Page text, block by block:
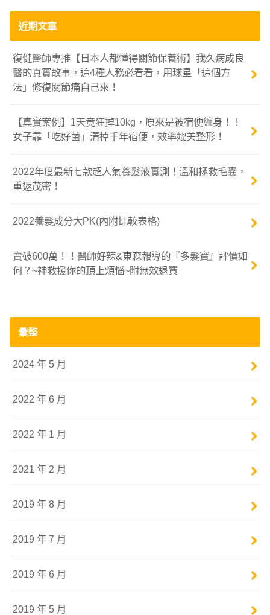
近期文章
復健醫師專推【日本人都懂得關節保養術】我久病成良
醫的真實故事，這4種人務必看看，用球星「這個方
法」修復關節痛自己來！
【真實案例】1天竟狂掉10kg，原來是被宿便纏身！！
女子靠「吃好菌」清掉千年宿便，效率媲美整形！
2022年度最新七款超人氣養髮液實測！溫和拯救毛囊，
重返茂密！
2022養髮成分大PK(內附比較表格)
賣破600萬！！醫師好辣&東森報導的『多髮寶』評價如
何？~神救援你的頂上煩惱~附無效退費
彙整
2024 年 5 月
2022 年 6 月
2022 年 1 月
2021 年 2 月
2019 年 8 月
2019 年 7 月
2019 年 6 月
2019 年 5 月